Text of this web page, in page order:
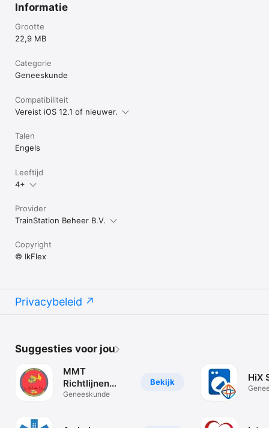
Informatie
Grootte
22,9 MB
Categorie
Geneeskunde
Compatibiliteit
Vereist iOS 12.1 of nieuwer.
Talen
Engels
Leeftijd
4+
Provider
TrainStation Beheer B.V.
Copyright
© IkFlex
Privacybeleid
Suggesties voor jou
Bekijk
MMT
Richtlijnen
Nederland
Geneeskunde
HiX